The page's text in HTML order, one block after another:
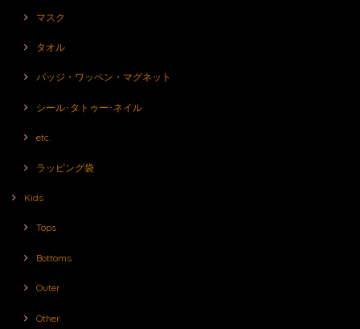
マスク
タオル
バッジ・ワッペン・マグネット
シール･タトゥー･ネイル
etc.
ラッピング袋
Kids
Tops
Bottoms
Outer
Other